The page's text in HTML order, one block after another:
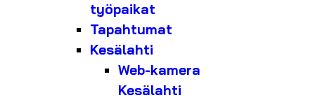
työpaikat
Tapahtumat
Kesälahti
Web-kamera
Kesälahti